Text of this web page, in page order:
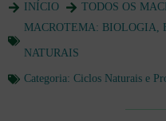
INÍCIO
TODOS OS
MACROTEMA: BIOLOGIA,
NATURAIS
Categoria: Ciclos Naturais e